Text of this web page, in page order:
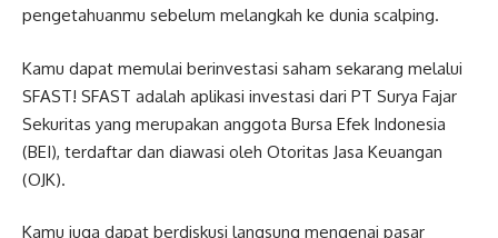
pengetahuanmu sebelum melangkah ke dunia scalping.
Kamu dapat memulai berinvestasi saham sekarang melalui
SFAST! SFAST adalah aplikasi investasi dari PT Surya Fajar
Sekuritas yang merupakan anggota Bursa Efek Indonesia
(BEI), terdaftar dan diawasi oleh Otoritas Jasa Keuangan
(OJK).
Kamu juga dapat berdiskusi langsung mengenai pasar